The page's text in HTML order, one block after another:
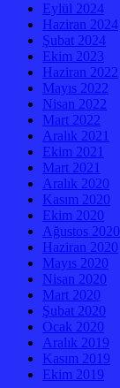
Eylül 2024
Haziran 2024
Şubat 2024
Ekim 2023
Haziran 2022
Mayıs 2022
Nisan 2022
Mart 2022
Aralık 2021
Ekim 2021
Mart 2021
Aralık 2020
Kasım 2020
Ekim 2020
Ağustos 2020
Haziran 2020
Mayıs 2020
Nisan 2020
Mart 2020
Şubat 2020
Ocak 2020
Aralık 2019
Kasım 2019
Ekim 2019